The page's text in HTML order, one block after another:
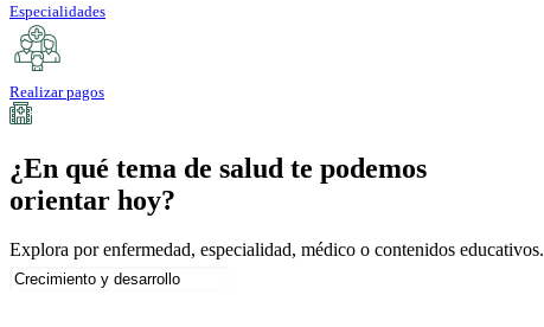
Especialidades
Realizar pagos
¿En qué tema de salud te podemos
orientar hoy?
Explora por enfermedad, especialidad, médico o contenidos educativos.